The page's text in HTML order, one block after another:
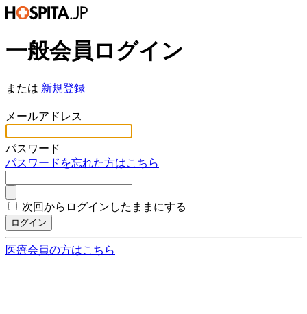
一般会員ログイン
または 新規登録
メールアドレス
パスワード
パスワードを忘れた方はこちら
次回からログインしたままにする
ログイン
医療会員の方はこちら